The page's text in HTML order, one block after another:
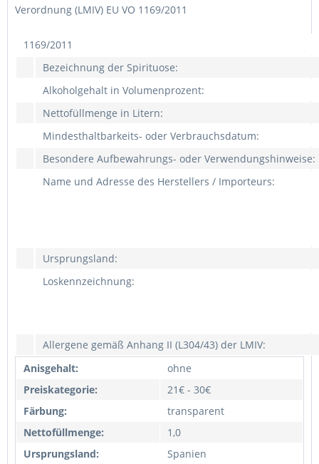
Verordnung (LMIV) EU VO 1169/2011
1169/2011
Bezeichnung der Spirituose:
Alkoholgehalt in Volumenprozent:
Nettofüllmenge in Litern:
Mindesthaltbarkeits- oder Verbrauchsdatum:
Besondere Aufbewahrungs- oder Verwendungshinweise:
Name und Adresse des Herstellers / Importeurs:
Ursprungsland:
Loskennzeichnung:
Allergene gemäß Anhang II (L304/43) der LMIV:
Anisgehalt:
ohne
Preiskategorie:
21€ - 30€
Färbung:
transparent
Nettofüllmenge:
1,0
Ursprungsland:
Spanien